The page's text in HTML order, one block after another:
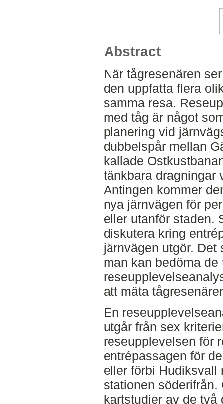
Abstract
När tågresenären
den uppfatta flera
samma resa.
med tåg är något
planering vid
dubbelspår mellan
kallade
tänkbara dragningar
Antingen kommer
nya järnvägen för
eller utanför staden.
diskutera kring
järnvägen utgör. Det
man kan bedöma
att mäta
En
utgår från sex
reseupplevelsen för
entrépassagen för
eller förbi Hudiksvall
stationen söderifrån.
kartstudier av de två